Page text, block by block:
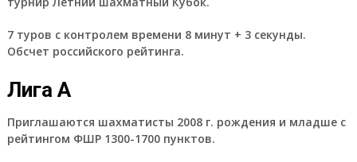
7 туров с контролем времени 8 минут + 3 секунды.
Обсчет российского рейтинга.
Лига А
Приглашаются шахматисты 2008 г. рождения и младше с
рейтингом ФШР 1300-1700 пунктов.